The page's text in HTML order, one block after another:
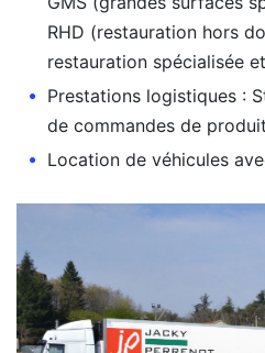
RHD (restauration hors
restauration spécialisée
Prestations logistiques :
de commandes de
Location de véhicules